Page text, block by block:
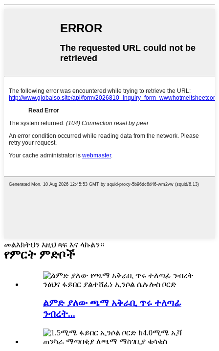
መልእክትህን እዚህ ጻፍ እና ላኩልን።
የምርት ምድቦች
ልምድ ያለው ጫማ አቅራቢ ጥሩ ተለጣፊ
ንብረት...